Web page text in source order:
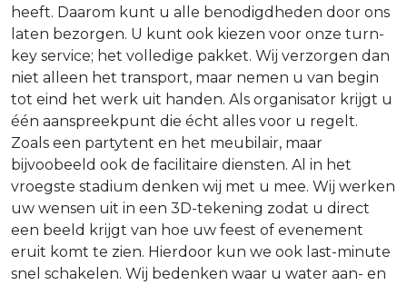
heeft. Daarom kunt u alle benodigdheden door ons
laten bezorgen. U kunt ook kiezen voor onze turn-
key service; het volledige pakket. Wij verzorgen dan
niet alleen het transport, maar nemen u van begin
tot eind het werk uit handen. Als organisator krijgt u
één aanspreekpunt die écht alles voor u regelt.
Zoals een partytent en het meubilair, maar
bijvoobeeld ook de facilitaire diensten. Al in het
vroegste stadium denken wij met u mee. Wij werken
uw wensen uit in een 3D-tekening zodat u direct
een beeld krijgt van hoe uw feest of evenement
eruit komt te zien. Hierdoor kun we ook last-minute
snel schakelen. Wij bedenken waar u water aan- en